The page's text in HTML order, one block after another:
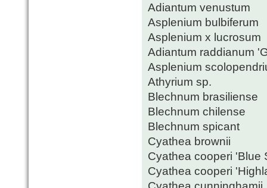
Adiantum venustum
Asplenium bulbiferum
Asplenium x lucrosum
Adiantum raddianum
Asplenium
Athyrium sp.
Blechnum brasiliense
Blechnum chilense
Blechnum spicant
Cyathea brownii
Cyathea cooperi 'Blue
Cyathea cooperi